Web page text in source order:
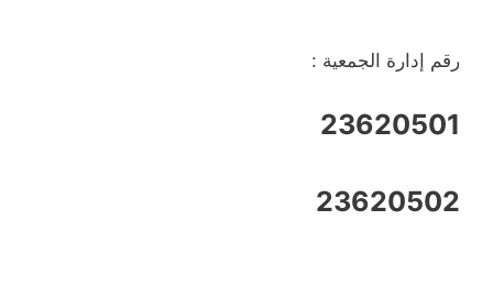
رقم إدارة الجمعية :
23620501
23620502